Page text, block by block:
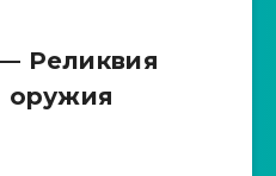
Реликвия
оружия